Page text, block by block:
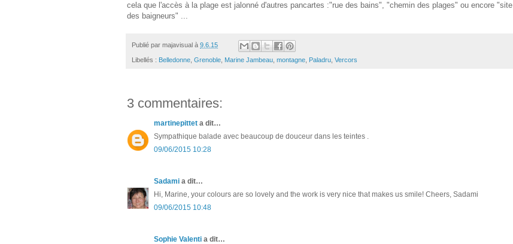
cela que l'accès à la plage est jalonné d'autres pancartes :"rue des bains", "chemin des plages" ou encore "site
des baigneurs" ...
Publié par majavisual à 9.6.15
Libellés : Belledonne Grenoble Marine Jambeau montagne Paladru Vercors
3 commentaires:
martinepittet a dit…
Sympathique balade avec beaucoup de douceur dans les teintes .
09/06/2015 10:28
Sadami a dit…
Hi, Marine, your colours are so lovely and the work is very nice that makes us smile! Cheers, Sadami
09/06/2015 10:48
Sophie Valenti a dit…